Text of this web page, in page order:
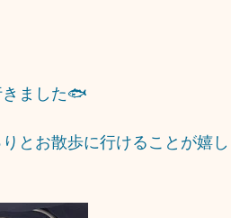
ました🐟
とお散歩に行けることが嬉